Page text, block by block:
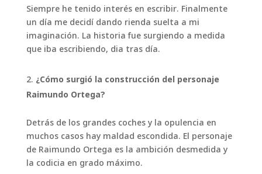
Siempre he tenido interés en escribir. Finalmente
un día me decidí dando rienda suelta a mi
imaginación. La historia fue surgiendo a medida
que iba escribiendo, dia tras día.
¿Cómo surgió la construcción del personaje
Raimundo Ortega?
Detrás de los grandes coches y la opulencia en
muchos casos hay maldad escondida. El personaje
de Raimundo Ortega es la ambición desmedida y
la codicia en grado máximo.